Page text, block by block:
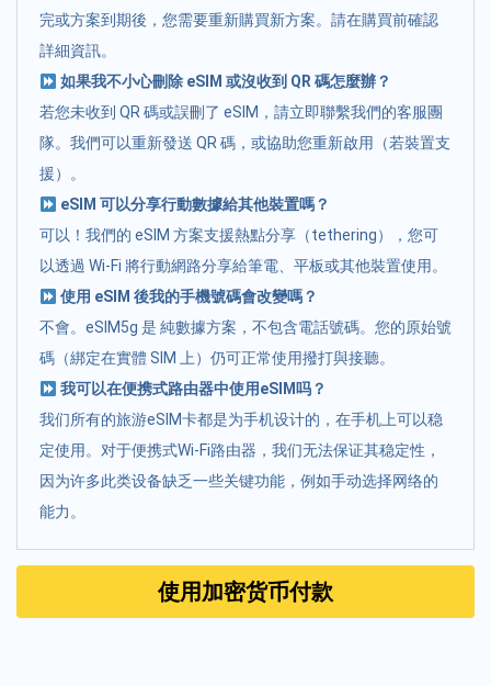
完或方案到期後，您需要重新購買新方案。請在購買前確認
詳細資訊。
如果我不小心刪除 eSIM 或沒收到 QR 碼怎麼辦？
若您未收到 QR 碼或誤刪了 eSIM，請立即聯繫我們的客服團
隊。我們可以重新發送 QR 碼，或協助您重新啟用（若裝置支
援）。
eSIM 可以分享行動數據給其他裝置嗎？
可以！我們的 eSIM 方案支援熱點分享（tethering），您可
以透過 Wi-Fi 將行動網路分享給筆電、平板或其他裝置使用。
使用 eSIM 後我的手機號碼會改變嗎？
不會。eSIM5g 是 純數據方案，不包含電話號碼。您的原始號
碼（綁定在實體 SIM 上）仍可正常使用撥打與接聽。
我可以在便携式路由器中使用eSIM吗？
我们所有的旅游eSIM卡都是为手机设计的，在手机上可以稳
定使用。对于便携式Wi-Fi路由器，我们无法保证其稳定性，
因为许多此类设备缺乏一些关键功能，例如手动选择网络的
能力。
使用加密货币付款